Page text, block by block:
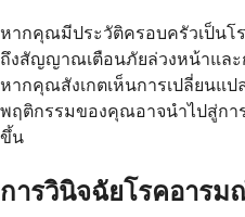
หากคุณมีประวัติครอบครัวเป็นโ
ถึงสัญญาณเตือนภัยล่วงหน้าแล
หากคุณสังเกตเห็นการเปลี่ยนแ
พฤติกรรมของคุณอาจนำไปสู่กา
ขึ้น
การวินิจฉัยโรคอารม